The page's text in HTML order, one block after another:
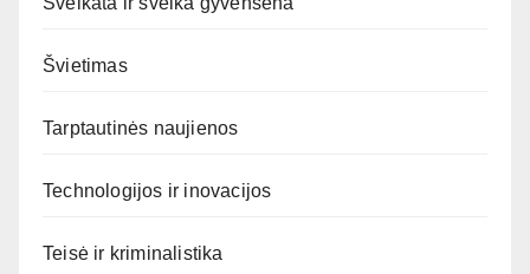
Švietimas
Tarptautinės naujienos
Technologijos ir inovacijos
Teisė ir kriminalistika